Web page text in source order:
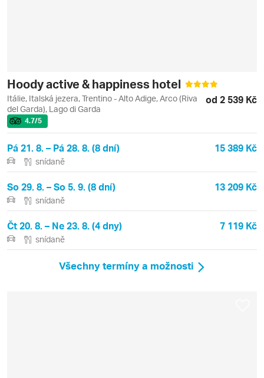
Hoody active & happiness hotel
Itálie, Italská jezera, Trentino - Alto Adige, Arco (Riva
del Garda), Lago di Garda
od 2 539 Kč
4.7/5
Pá 21. 8. – Pá 28. 8. (8 dní) 15 389 Kč
snídaně
So 29. 8. – So 5. 9. (8 dní) 13 209 Kč
snídaně
Čt 20. 8. – Ne 23. 8. (4 dny) 7 119 Kč
snídaně
Všechny termíny a možnosti